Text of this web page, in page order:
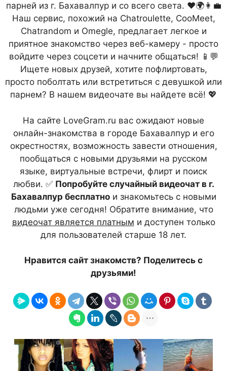
парней из г. Бахавалпур и со всего света. ❤️🌍👩‍💼
Наш сервис, похожий на Chatroulette, CooMeet,
Chatrandom и Omegle, предлагает легкое и
приятное знакомство через веб-камеру - просто
войдите через соцсети и начните общаться! 📱💬
Ищете новых друзей, хотите пофлиртовать,
просто поболтать или встретиться с девушкой или
парнем? В нашем видеочате вы найдете всё! 💖
На сайте LoveGram.ru вас ожидают новые
онлайн-знакомства в городе Бахавалпур и его
окрестностях, возможность завести отношения,
пообщаться с новыми друзьями на русском
языке, виртуальные встречи, флирт и поиск
любви. ✅ Попробуйте случайный видеочат в г.
Бахавалпур бесплатнои знакомьтесь с новыми
людьми уже сегодня! Обратите внимание, что
видеочат является платным и доступен только
для пользователей старше 18 лет.
Нравится сайт знакомств? Поделитесь с
друзьями!